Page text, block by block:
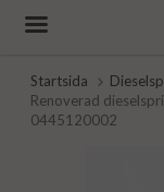
Startsida
Renoverad
0445120002